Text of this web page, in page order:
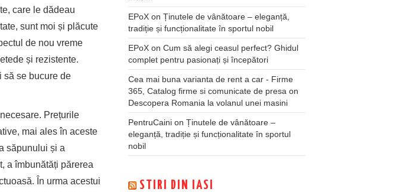
care le dădeau
sunt moi și plăcute
de nou vreme
și rezistente.
să se bucure de
Prețurile
mai ales în aceste
săpunului și a
a îmbunătăți părerea
În urma acestui
EPoX on Ținutele de vânătoare – eleganță,
tradiție și funcționalitate în sportul nobil
EPoX on Cum să alegi ceasul perfect? Ghidul
complet pentru pasionați și începători
Cea mai buna varianta de rent a car - Firme
365, Catalog firme si comunicate de presa on
Descopera Romania la volanul unei masini
PentruCaini on Ținutele de vânătoare –
eleganță, tradiție și funcționalitate în sportul
nobil
STIRI DIN IASI